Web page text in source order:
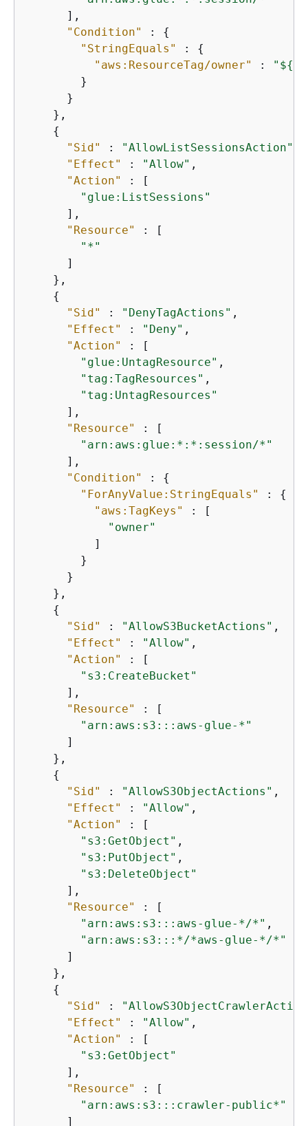
      ],
"Condition"
: {
"StringEquals"
: {
"aws:ResourceTag/owner"
: "${
        }
      }
    },
{
"Sid"
: "AllowListSessionsAction"
"Effect"
: "Allow" ,
"Action"
: [
"glue:ListSessions"
      ],
"Resource"
: [
"*"
      ]
    },
{
"Sid"
: "DenyTagActions" ,
"Effect"
: "Deny" ,
"Action"
: [
"glue:UntagResource" ,
"tag:TagResources" ,
"tag:UntagResources"
      ],
"Resource"
: [
"arn:aws:glue:*:*:session/*"
      ],
"Condition"
: {
"ForAnyValue:StringEquals"
: {
"aws:TagKeys"
: [
"owner"
          ]
        }
      }
    },
{
"Sid"
: "AllowS3BucketActions" ,
"Effect"
: "Allow" ,
"Action"
: [
"s3:CreateBucket"
      ],
"Resource"
: [
"arn:aws:s3:::aws-glue-*"
      ]
    },
{
"Sid"
: "AllowS3ObjectActions" ,
"Effect"
: "Allow" ,
"Action"
: [
"s3:GetObject" ,
"s3:PutObject" ,
"s3:DeleteObject"
      ],
"Resource"
: [
"arn:aws:s3:::aws-glue-*/*" ,
"arn:aws:s3:::*/*aws-glue-*/*"
      ]
    },
{
"Sid"
:
"Effect"
: "Allow" ,
"Action"
: [
"s3:GetObject"
      ],
"Resource"
: [
"arn:aws:s3:::crawler-public*"
      ]